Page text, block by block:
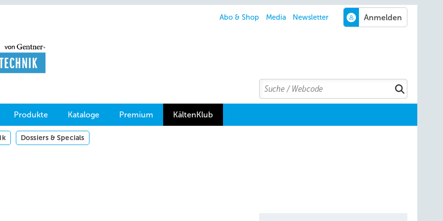
Abo & Shop Media Newsletter
Search
Suchen
Produkte Kataloge Premium KältenKlub
Dossiers & Specials